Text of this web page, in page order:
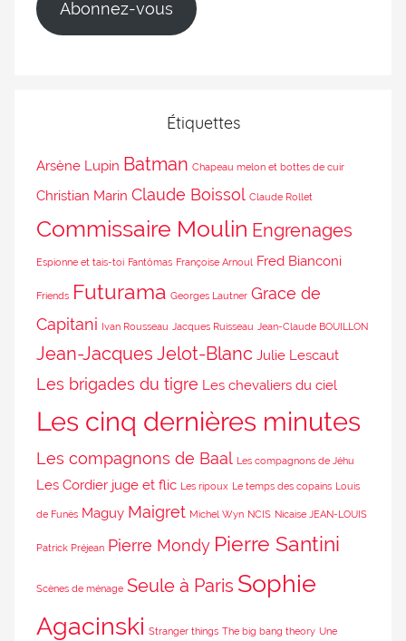
Abonnez-vous
Étiquettes
Arsène Lupin Batman Chapeau melon et bottes de cuir
Christian Marin Claude Boissol Claude Rollet
Commissaire Moulin Engrenages
Espionne et tais-toi Fantômas Françoise Arnoul Fred Bianconi
Friends Futurama Georges Lautner Grace de
Capitani Ivan Rousseau Jacques Ruisseau Jean-Claude BOUILLON
Jean-Jacques Jelot-Blanc Julie Lescaut
Les brigades du tigre Les chevaliers du ciel
Les cinq dernières minutes
Les compagnons de Baal Les compagnons de Jéhu
Les Cordier juge et flic Les ripoux Le temps des copains Louis
de Funès Maguy Maigret Michel Wyn NCIS Nicaise JEAN-LOUIS
Patrick Préjean Pierre Mondy Pierre Santini
Scènes de ménage Seule à Paris Sophie
Agacinski Stranger things The big bang theory Une